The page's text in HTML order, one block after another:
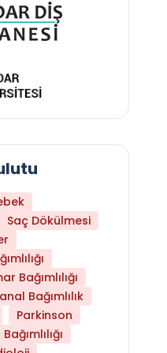
Yaşlanmayı
Saç Dökülmesi
Bağımlılığı
Bağımlılık
Parkinson